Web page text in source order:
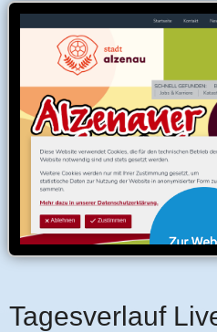
Tagesverlauf